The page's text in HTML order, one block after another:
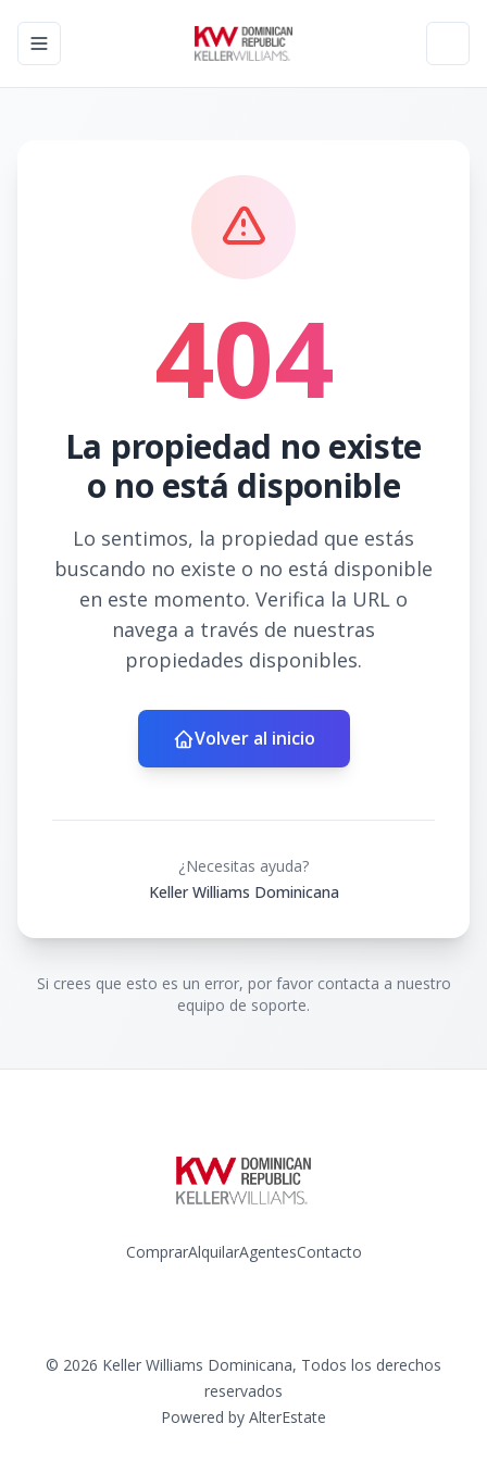
Toggle navigation menu
404
La propiedad no existe
o no está disponible
Lo sentimos, la propiedad que estás
buscando no existe o no está disponible
en este momento. Verifica la URL o
navega a través de nuestras
propiedades disponibles.
Volver al inicio
¿Necesitas ayuda?
Keller Williams Dominicana
Si crees que esto es un error, por favor contacta a nuestro
equipo de soporte.
ComprarAlquilarAgentesContacto
© 2026 Keller Williams Dominicana, Todos los derechos
reservados
Powered by AlterEstate